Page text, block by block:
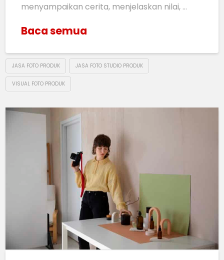
menyampaikan cerita, menjelaskan nilai, …
Baca semua
JASA FOTO PRODUK JASA FOTO STUDIO PRODUK
VISUAL FOTO PRODUK